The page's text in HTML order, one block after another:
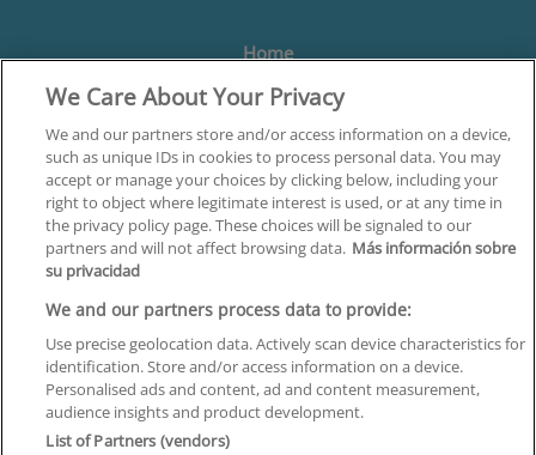
Home
Formación
Centros
Orientación
Quiénes somos
Contacta
Aviso Legal
Política de Privacidad
Política de Cookies
Canal Ético
We Care About Your Privacy
We and our partners store and/or access information on a device,
such as unique IDs in cookies to process personal data. You may
accept or manage your choices by clicking below, including your
right to object where legitimate interest is used, or at any time in
the privacy policy page. These choices will be signaled to our
partners and will not affect browsing data. Más información sobre
su privacidad
We and our partners process data to provide:
Use precise geolocation data. Actively scan device characteristics for
identification. Store and/or access information on a device.
Personalised ads and content, ad and content measurement,
audience insights and product development.
List of Partners (vendors)